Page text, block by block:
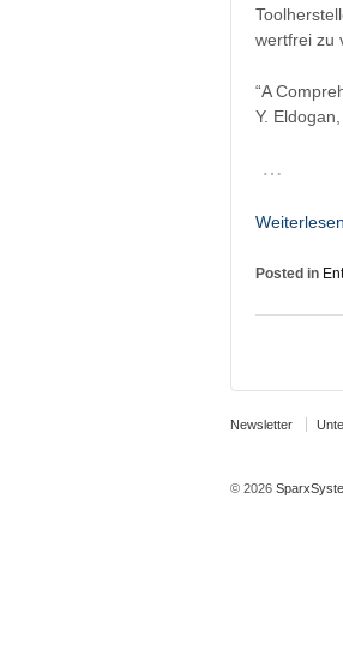
wertfrei zu
“A
Y. Eldogan,
…
Posted in
Newsletter
© 2026